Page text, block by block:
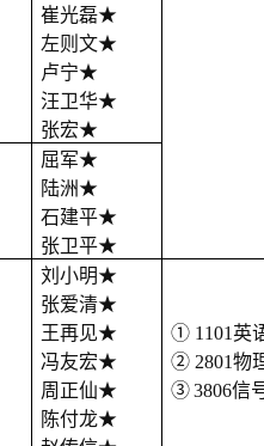
崔光磊★
左则文★
卢宁★
汪卫华★
张宏★
屈军★
陆洲★
石建平★
张卫平★
刘小明★
张爱清★
王再见★
冯友宏★
周正仙★
陈付龙★
① 1101英
② 2801物
③3806信